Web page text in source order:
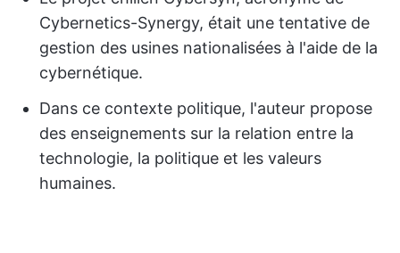
Cybernetics-Synergy, était une tentative de
gestion des usines nationalisées à l'aide de la
cybernétique.
Dans ce contexte politique, l'auteur propose
des enseignements sur la relation entre la
technologie, la politique et les valeurs
humaines.